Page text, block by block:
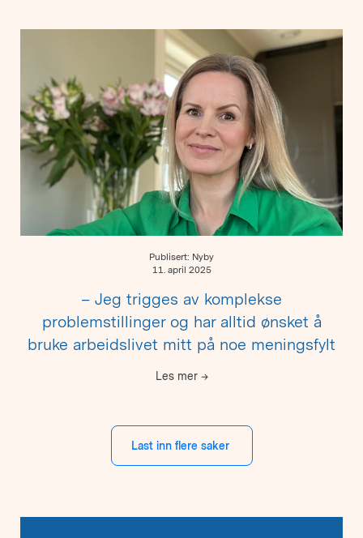
Publisert: Nyby
11. april 2025
– Jeg trigges av komplekse
problemstillinger og har alltid ønsket å
bruke arbeidslivet mitt på noe meningsfylt
Les mer →
Last inn flere saker